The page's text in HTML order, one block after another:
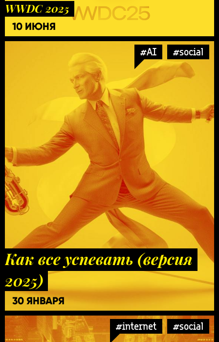
WWDC 2025
10 ИЮНЯ
#AI #social
Как все успевать (версия
2025)
30 ЯНВАРЯ
#internet #social